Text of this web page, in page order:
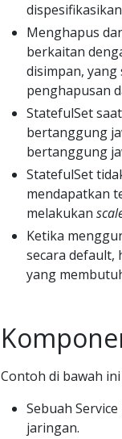
Menghapus
berkaitan
disimpan,
penghapusan
StatefulSet
bertanggung
bertanggung
StatefulSet
mendapatkan
melakukan
Ketika
secara default,
yang
Contoh di bawah
Sebuah
jaringan.